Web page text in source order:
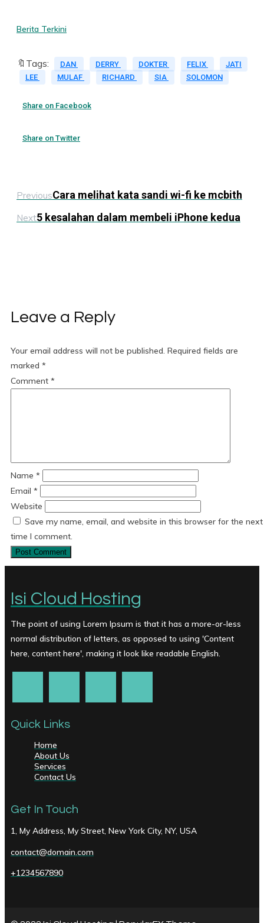
Berita Terkini
🔖Tags: DAN DERRY DOKTER FELIX
JATI
LEE
MULAF RICHARD SIA SOLOMON
Share on Facebook
Share on Twitter
PreviousCara melihat kata sandi wi-fi ke mcbith
Next5 kesalahan dalam membeli iPhone kedua
Leave a Reply
Your email address will not be published. Required fields are
marked *
Comment *
Name *
Email *
Website
Save my name, email, and website in this browser for the next
time I comment.
Isi Cloud Hosting
The point of using Lorem Ipsum is that it has a more-or-less
normal distribution of letters, as opposed to using 'Content
here, content here', making it look like readable English.
Quick Links
Home
About Us
Services
Contact Us
Get In Touch
1, My Address, My Street, New York City, NY, USA
contact@domain.com
+1234567890